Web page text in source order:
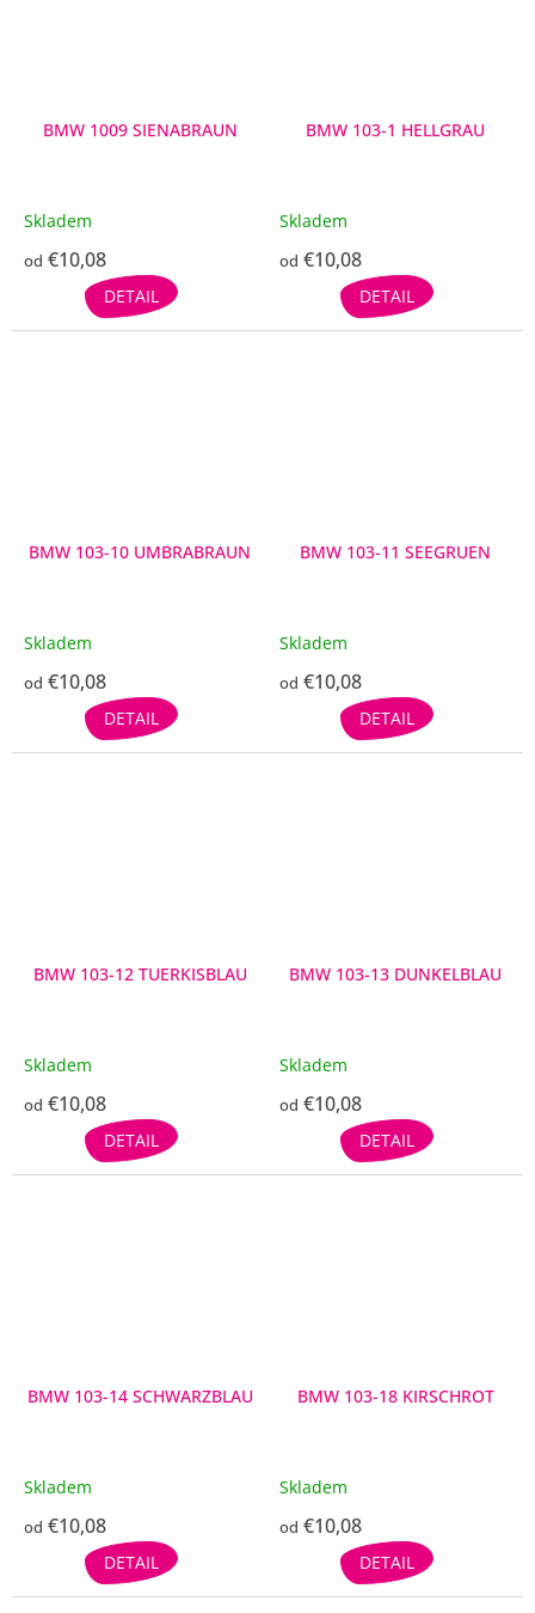
BMW 1009 SIENABRAUN
Skladem
od €10,08
DETAIL
BMW 103-1 HELLGRAU
Skladem
od €10,08
DETAIL
BMW 103-10 UMBRABRAUN
Skladem
od €10,08
DETAIL
BMW 103-11 SEEGRUEN
Skladem
od €10,08
DETAIL
BMW 103-12 TUERKISBLAU
Skladem
od €10,08
DETAIL
BMW 103-13 DUNKELBLAU
Skladem
od €10,08
DETAIL
BMW 103-14 SCHWARZBLAU
Skladem
od €10,08
DETAIL
BMW 103-18 KIRSCHROT
Skladem
od €10,08
DETAIL